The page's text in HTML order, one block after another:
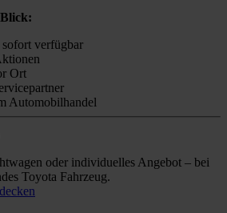
verfügbar
Ort
Automobilhandel
oder individuelles Angebot – bei
Toyota Fahrzeug.